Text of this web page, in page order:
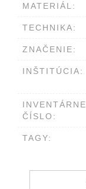
MATERIÁL:
TECHNIKA:
ZNAČENIE:
INŠTITÚCIA:
INVENTÁRNE
ČÍSLO:
TAGY: